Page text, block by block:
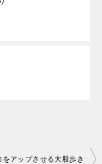
をアップさせる大股歩き